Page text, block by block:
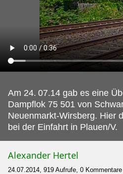
Am 24. 07.14 gab es eine
Dampflok 75 501 von
Neuenmarkt-Wirsberg. Hier
bei der Einfahrt in Plauen/V.
Alexander Hertel
24.07.2014, 919 Aufrufe, 0 Kommentare